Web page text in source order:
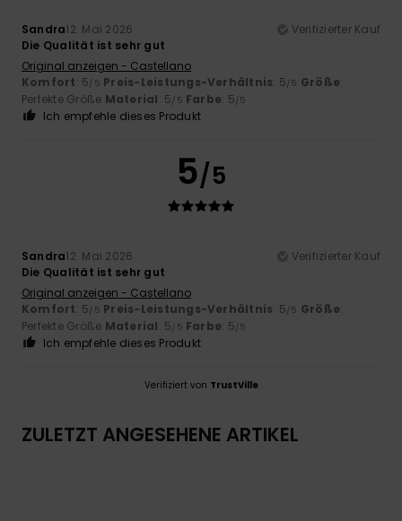
Sandra12. Mai 2026
Verifizierter Kauf
Die Qualität ist sehr gut
Original anzeigen - Castellano
Komfort: 5/5 Preis-Leistungs-Verhältnis: 5/5 Größe:
Perfekte Größe Material: 5/5 Farbe: 5/5
Ich empfehle dieses Produkt
5/5
Sandra12. Mai 2026
Verifizierter Kauf
Die Qualität ist sehr gut
Original anzeigen - Castellano
Komfort: 5/5 Preis-Leistungs-Verhältnis: 5/5 Größe:
Perfekte Größe Material: 5/5 Farbe: 5/5
Ich empfehle dieses Produkt
Verifiziert von TrustVille
ZULETZT ANGESEHENE ARTIKEL